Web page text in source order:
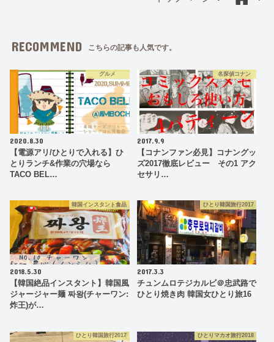
RECOMMEND こちらの記事も人気です。
グルメ
2020.8.30
【電源アリ/ひとりで入れる】ひ
とりランチ&作業の穴場なら
TACO BEL…
名探偵コナン
2017.9.9
【コナンファン必見】コナングッ
ズ2017徹底レビュー その1 アク
セサリ…
韓国インスタント食品
2018.5.30
【韓国絶品インスタント】韓国風
ジャージャー麺 짜왕(チャーワン:
炸王)が…
ひとり韓国旅行2017
2017.3.3
チュンムロテジカルビ＠忠武路で
ひとり焼き肉 韓国女ひとり旅16
ひとり韓国旅行2017 ひとりマカオ旅行2018